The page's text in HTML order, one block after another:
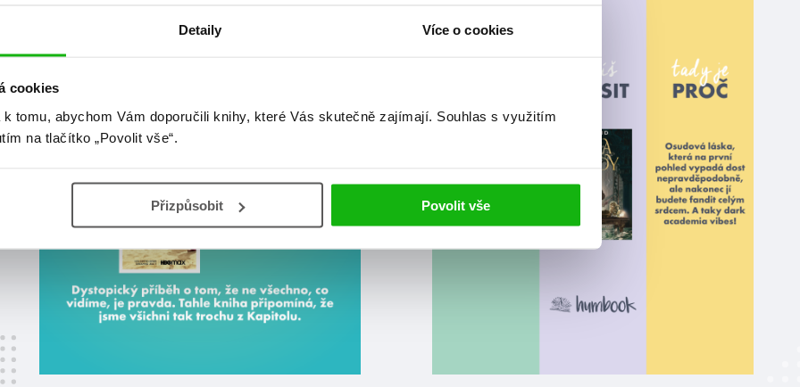
Detaily Více o cookies
cookies
tomu, abychom Vám doporučili knihy, které Vás skutečně zajímají. Souhlas s využitím
na tlačítko „Povolit vše“.
Přizpůsobit Povolit vše